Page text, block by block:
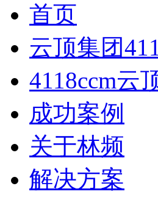
首页
云顶集团
4118ccm云
成功案例
关于林频
解决方案